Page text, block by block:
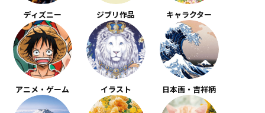
ディズニー ジブリ作品 キャラクター
アニメ・ゲーム イラスト 日本画・吉祥柄